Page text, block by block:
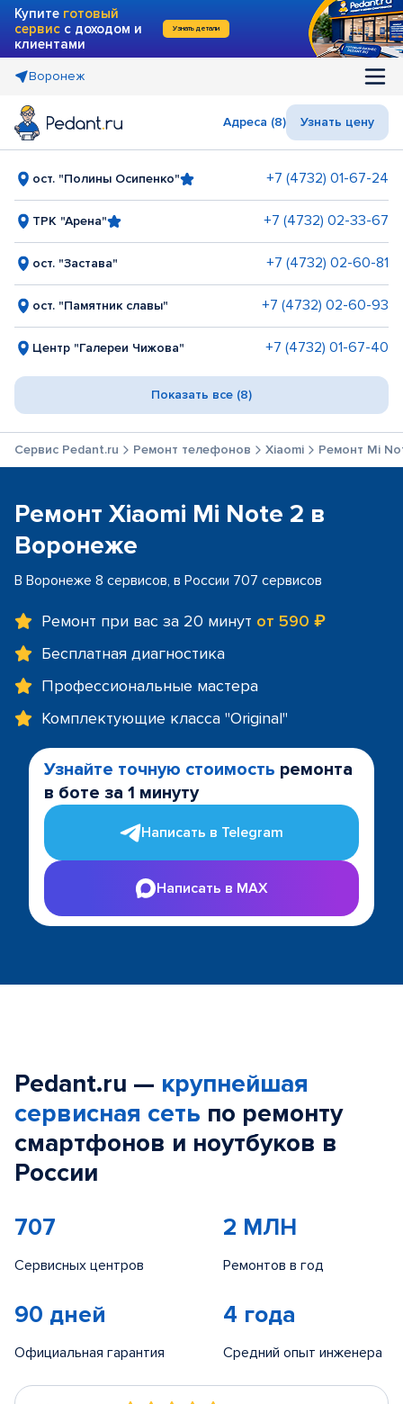
Купите готовый
сервис с доходом и
клиентами
Узнать детали
Воронеж
Адреса (8) Узнать цену
ост. "Полины Осипенко" +7 (4732) 01-67-24
ТРК "Арена" +7 (4732) 02-33-67
ост. "Застава" +7 (4732) 02-60-81
ост. "Памятник славы" +7 (4732) 02-60-93
Центр "Галереи Чижова" +7 (4732) 01-67-40
Показать все (8)
Сервис Pedant.ru Ремонт телефонов Xiaomi Ремонт Mi
Ремонт Xiaomi Mi Note 2 в
Воронеже
В Воронеже 8 сервисов, в России 707 сервисов
Ремонт при вас за 20 минут от 590 ₽
Бесплатная диагностика
Профессиональные мастера
Комплектующие класса "Original"
Узнайте точную стоимость ремонта
в боте за 1 минуту
Написать в Telegram
Написать в MAX
Pedant.ru — крупнейшая
сервисная сеть по ремонту
смартфонов и ноутбуков в
России
707
Сервисных центров
2 МЛН
Ремонтов в год
90 дней
Официальная гарантия
4 года
Средний опыт инженера